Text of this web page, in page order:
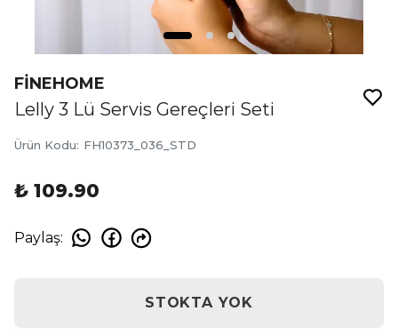
FİNEHOME
Lelly 3 Lü Servis Gereçleri Seti
Ürün Kodu: FH10373_036_STD
₺ 109.90
Paylaş:
STOKTA YOK